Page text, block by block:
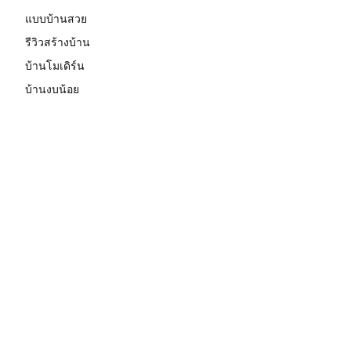
แบบบ้านสวย
รีวิวสร้างบ้าน
บ้านโมเดิร์น
บ้านงบน้อย